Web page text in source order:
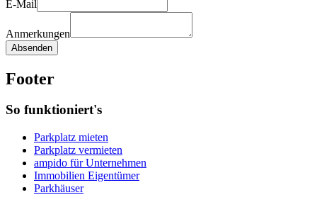
E-Mail
Anmerkungen
Absenden
Footer
So funktioniert's
Parkplatz mieten
Parkplatz vermieten
ampido für Unternehmen
Immobilien Eigentümer
Parkhäuser